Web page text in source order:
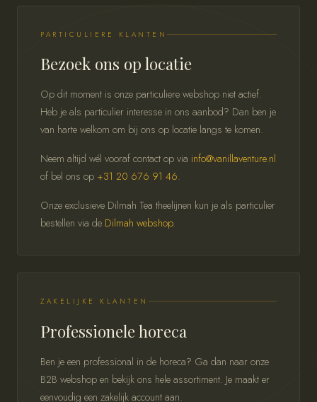
PARTICULIERE KLANTEN
Bezoek ons op locatie
Op dit moment is onze particuliere webshop niet actief.
Heb je als particulier interesse in ons aanbod? Dan ben je
van harte welkom om bij ons op locatie langs te komen.
Neem altijd wél vooraf contact op via info@vanillaventure.nl
of bel ons op +31 20 676 91 46.
Onze exclusieve Dilmah Tea theelijnen kun je als particulier
bestellen via de Dilmah webshop.
ZAKELIJKE KLANTEN
Professionele horeca
Ben je een professional in de horeca? Ga dan naar onze
B2B webshop en bekijk ons hele assortiment. Je maakt er
eenvoudig een zakelijk account aan.